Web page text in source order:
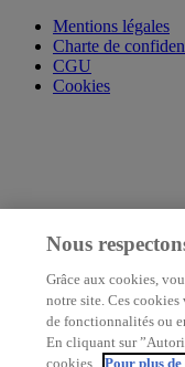
Mentions légales
Charte de
CGU
Cookies
Nous
Grâce aux cookies,
notre site. Ces cookies
de fonctionnalités ou
En cliquant sur
cookies.
Pour plus